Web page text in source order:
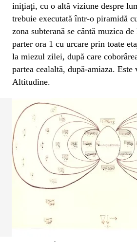
iniţiaţi, cu o altă viziune despre
trebuie executată într-o piramidă
zona subterană se cântă muzica
parter ora 1 cu urcare prin toate
la miezul zilei, după care
partea cealaltă, după-amiaza. Este
Altitudine.